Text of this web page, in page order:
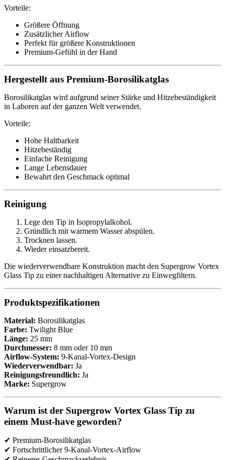
Vorteile:
Größere Öffnung
Zusätzlicher Airflow
Perfekt für größere Konstruktionen
Premium-Gefühl in der Hand
Hergestellt aus Premium-Borosilikatglas
Borosilikatglas wird aufgrund seiner Stärke und Hitzebeständigkeit
in Laboren auf der ganzen Welt verwendet.
Vorteile:
Hohe Haltbarkeit
Hitzebeständig
Einfache Reinigung
Lange Lebensdauer
Bewahrt den Geschmack optimal
Reinigung
Lege den Tip in Isopropylalkohol.
Gründlich mit warmem Wasser abspülen.
Trocknen lassen.
Wieder einsatzbereit.
Die wiederverwendbare Konstruktion macht den Supergrow Vortex
Glass Tip zu einer nachhaltigen Alternative zu Einwegfiltern.
Produktspezifikationen
Material: Borosilikatglas
Farbe: Twilight Blue
Länge: 25 mm
Durchmesser: 8 mm oder 10 mm
Airflow-System: 9-Kanal-Vortex-Design
Wiederverwendbar: Ja
Reinigungsfreundlich: Ja
Marke: Supergrow
Warum ist der Supergrow Vortex Glass Tip zu
einem Must-have geworden?
✔ Premium-Borosilikatglas
✔ Fortschrittlicher 9-Kanal-Vortex-Airflow